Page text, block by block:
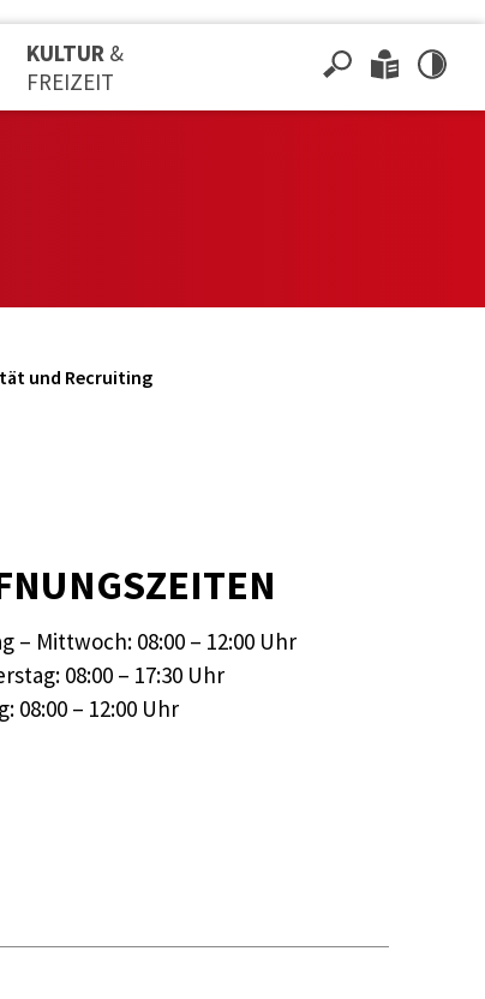
KULTUR &
FREIZEIT
und Recruiting
– Mittwoch: 08:00 – 12:00 Uhr
08:00 – 17:30 Uhr
08:00 – 12:00 Uhr